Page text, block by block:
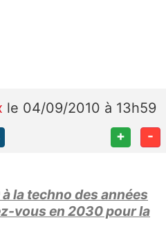
le 04/09/2010 à 13h59
+ -
la techno des années
vous en 2030 pour la